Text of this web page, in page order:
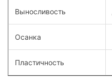
Выносливость
Осанка
Пластичность